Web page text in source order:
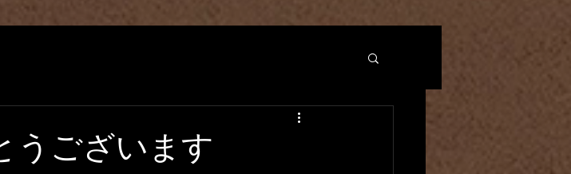
うございます